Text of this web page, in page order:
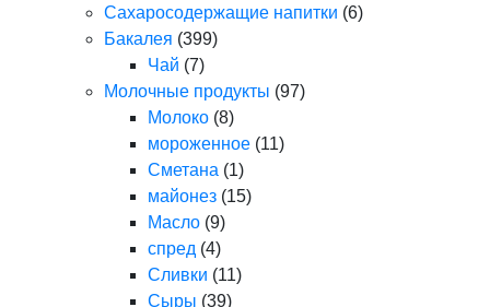
Сахаросодержащие напитки (6)
Бакалея (399)
Чай (7)
Молочные продукты (97)
Молоко (8)
мороженное (11)
Сметана (1)
майонез (15)
Масло (9)
спред (4)
Сливки (11)
Сыры (39)